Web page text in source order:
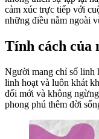
cảm xúc trực tiếp với
những điều nằm ngoài
Tính cách của
Người mang chỉ số linh
linh hoạt và luôn khát
đổi mới và không
phong phú thêm đời